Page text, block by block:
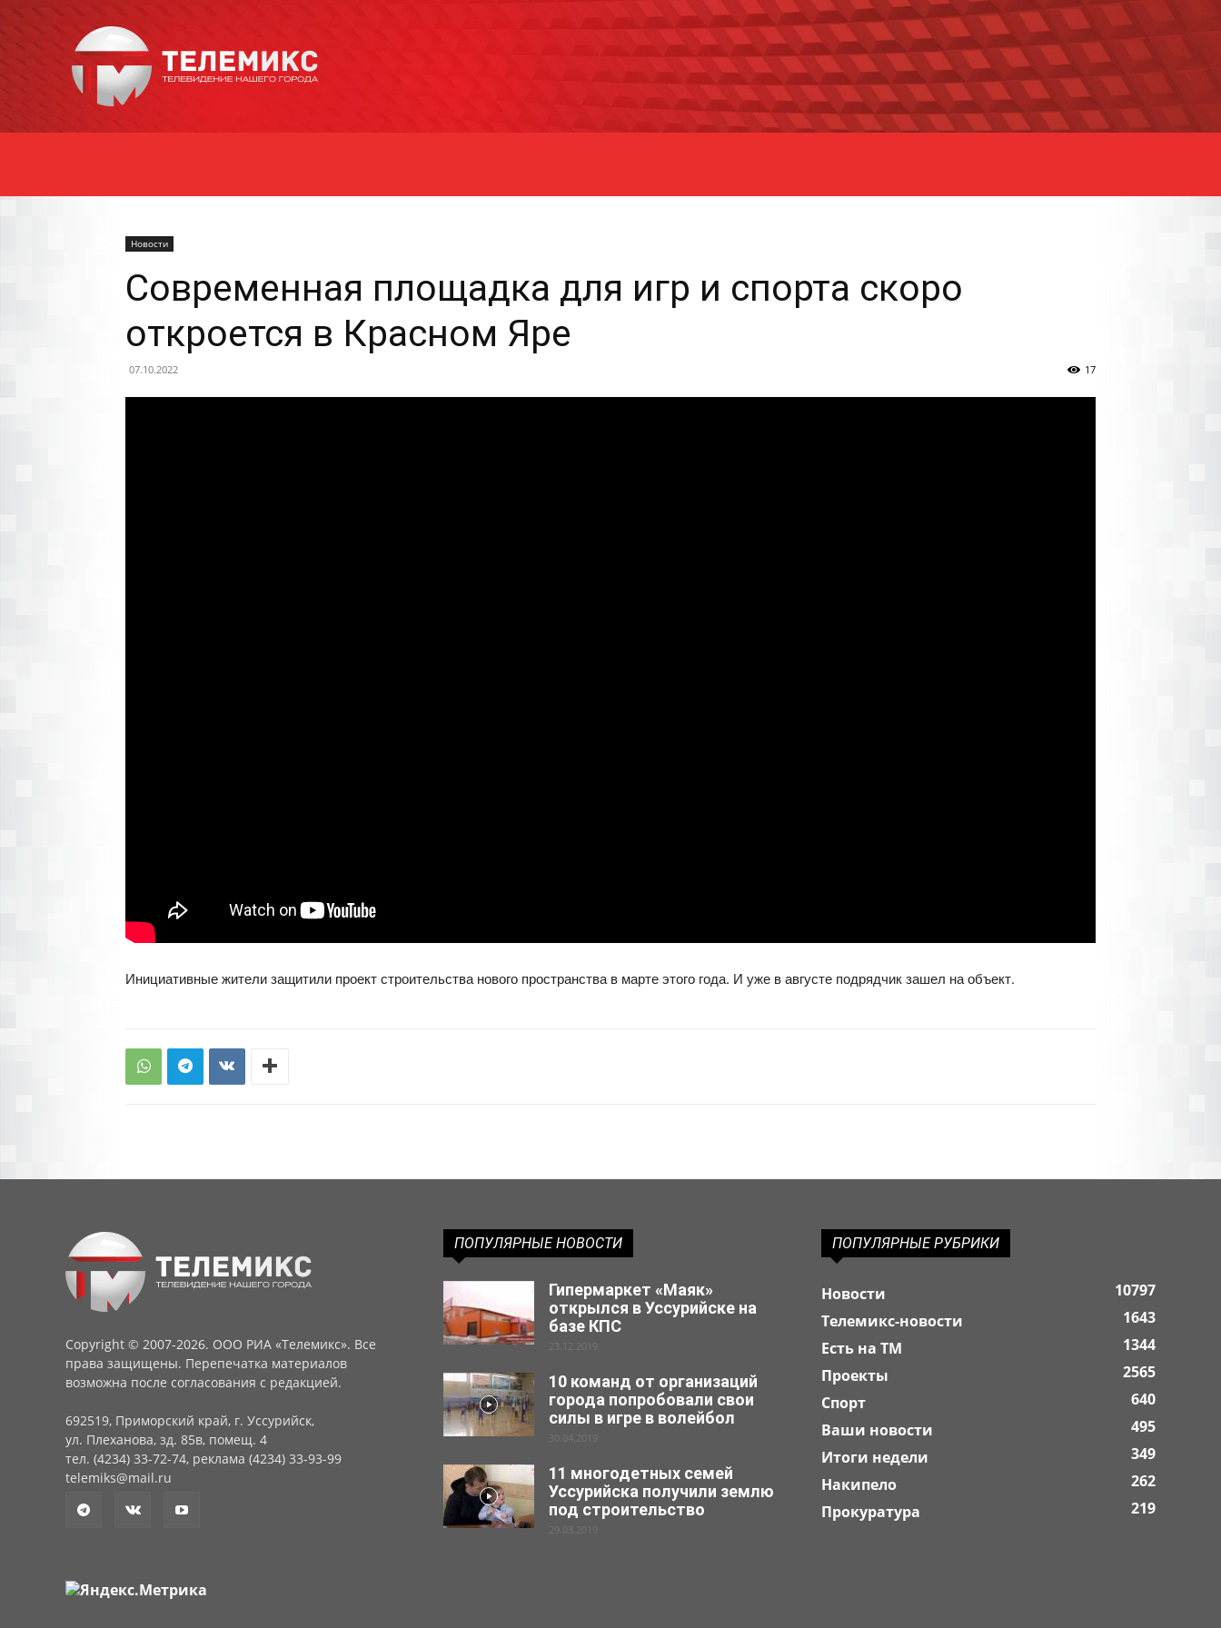
Уссурийска
Новости
Современная площадка для игр и спорта скоро
откроется в Красном Яре
07.10.2022 17
Инициативные жители защитили проект строительства нового пространства в марте этого года. И уже в августе подрядчик зашел на объект.
Copyright © 2007-2026. ООО РИА «Телемикс». Все
права защищены. Перепечатка материалов
возможна после согласования с редакцией.
692519, Приморский край, г. Уссурийск,
ул. Плеханова, зд. 85в, помещ. 4
тел. (4234) 33-72-74, реклама (4234) 33-93-99
telemiks@mail.ru
ПОПУЛЯРНЫЕ НОВОСТИ
Гипермаркет «Маяк»
открылся в Уссурийске на
базе КПС
23.12.2019
10 команд от организаций
города попробовали свои
силы в игре в волейбол
30.04.2019
11 многодетных семей
Уссурийска получили землю
под строительство
29.03.2019
ПОПУЛЯРНЫЕ РУБРИКИ
Новости
10797
Телемикс-новости
1643
Есть на ТМ
1344
Проекты
2565
Спорт
640
Ваши новости
495
Итоги недели
349
Накипело
262
Прокуратура
219